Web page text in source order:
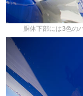
胴体下部には3色の